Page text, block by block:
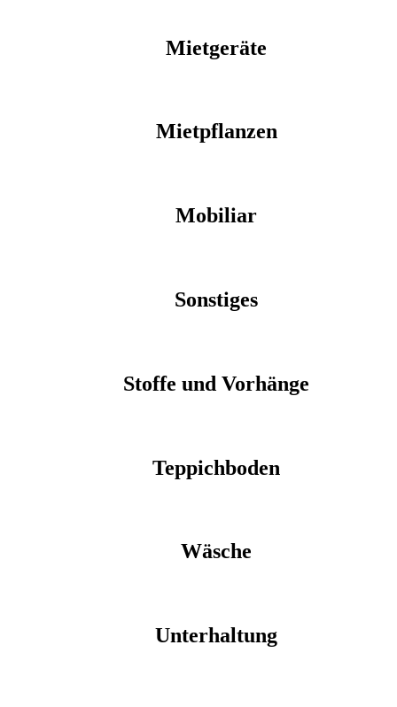
Mietgeräte
Mietpflanzen
Mobiliar
Sonstiges
Stoffe und Vorhänge
Teppichboden
Wäsche
Unterhaltung